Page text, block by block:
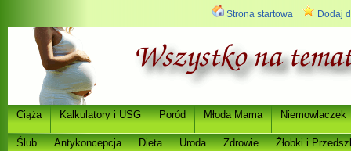
Strona startowa Dodaj
Ciąża Kalkulatory i USG Poród Młoda Mama Niemowlaczek
Ślub Antykoncepcja Dieta Uroda Zdrowie Żłobki i